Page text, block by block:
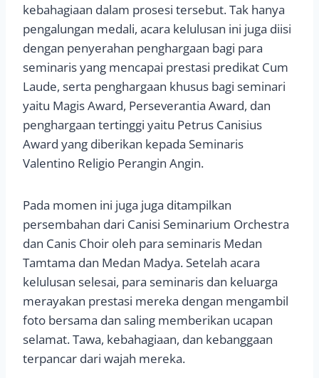
kebahagiaan dalam prosesi tersebut. Tak hanya
pengalungan medali, acara kelulusan ini juga diisi
dengan penyerahan penghargaan bagi para
seminaris yang mencapai prestasi predikat Cum
Laude, serta penghargaan khusus bagi seminari
yaitu Magis Award, Perseverantia Award, dan
penghargaan tertinggi yaitu Petrus Canisius
Award yang diberikan kepada Seminaris
Valentino Religio Perangin Angin.
Pada momen ini juga juga ditampilkan
persembahan dari Canisi Seminarium Orchestra
dan Canis Choir oleh para seminaris Medan
Tamtama dan Medan Madya. Setelah acara
kelulusan selesai, para seminaris dan keluarga
merayakan prestasi mereka dengan mengambil
foto bersama dan saling memberikan ucapan
selamat. Tawa, kebahagiaan, dan kebanggaan
terpancar dari wajah mereka.